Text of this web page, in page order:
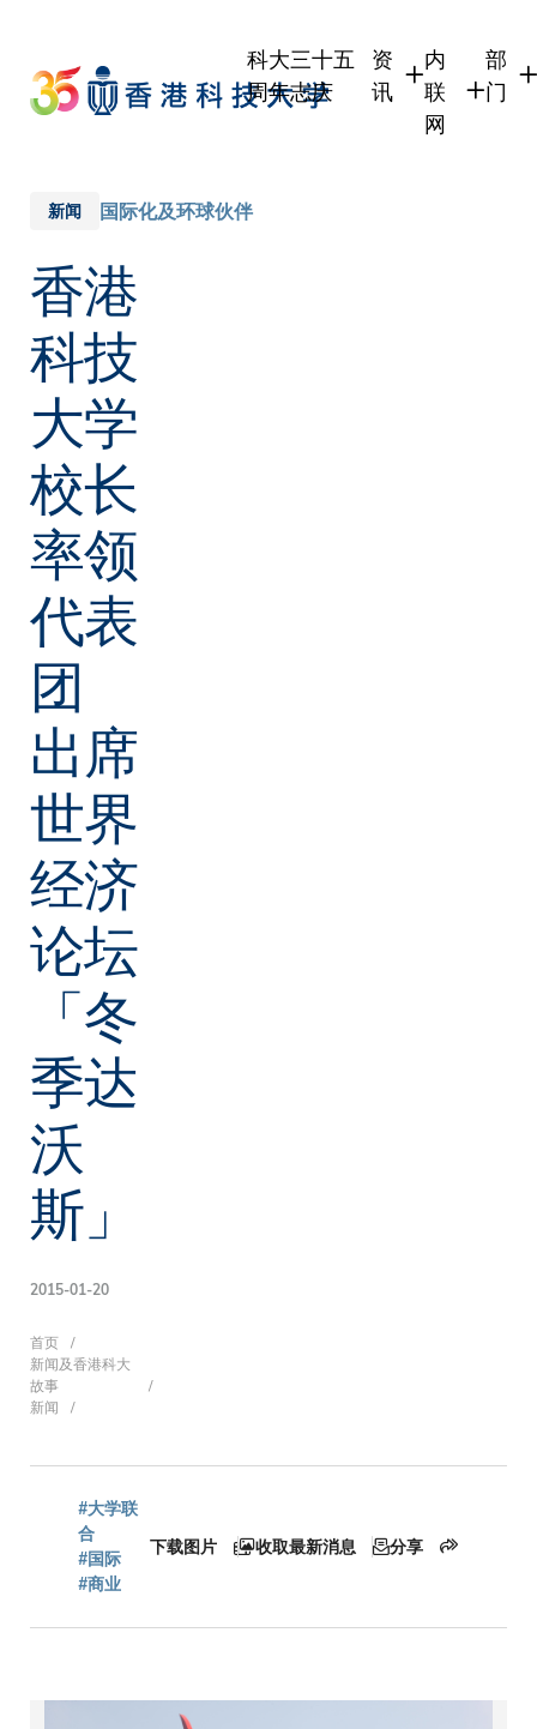
main
content
科大三十五
周年志庆
资
讯
内
联
网
部
门
新闻 国际化及环球伙伴
香港
科技
大学
校长
率领
代表
团
出席
世界
经济
论坛
「冬
季达
沃
斯」
2015-01-20
面
包
屑
首页
新闻及香港科大
故事
新闻
#大学联
合
#国际
#商业
下载图片 收取最新消息 分享